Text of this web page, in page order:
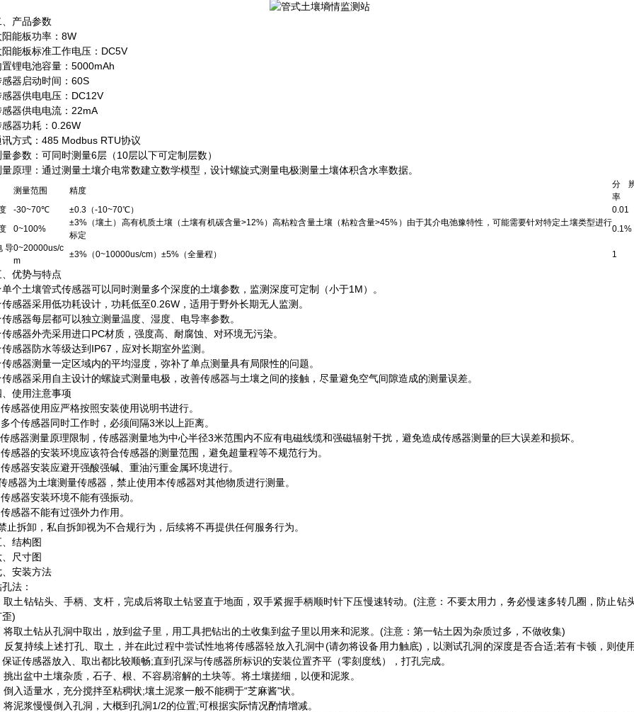
品参数
板功率：8W
板标准工作电压：DC5V
电池容量：5000mAh
启动时间：60S
供电电压：DC12V
供电电流：22mA
功耗：0.26W
式：485 Modbus RTU协议
数：可同时测量6层（10层以下可定制层数）
理：通过测量土壤介电常数建立数学模型，设计螺旋式测量电极测量土壤体积含水率数据。
测量范围 精度
分
率
-30~70℃ ±0.3（-10~70℃）
0.01
0~100%
±3%（壤土）高有机质土壤（土壤有机碳含量>12%）高粘粒含量土壤（粘粒含量>45%）由于其介电弛豫特性，可能需要针对特定土壤类型进行
标定
0.1%
导0~20000us/c
m
±3%（0~10000us/cm）±5%（全量程） 1
势与特点
壤管式传感器可以同时测量多个深度的土壤参数，监测深度可定制（小于1M）。
采用低功耗设计，功耗低至0.26W，适用于野外长期无人监测。
每层都可以独立测量温度、湿度、电导率参数。
外壳采用进口PC材质，强度高、耐腐蚀、对环境无污染。
防水等级达到IP67，应对长期室外监测。
测量一定区域内的平均湿度，弥补了单点测量具有局限性的问题。
采用自主设计的螺旋式测量电极，改善传感器与土壤之间的接触，尽量避免空气间隙造成的测量误差。
用注意事项
器使用应严格按照安装使用说明书进行。
传感器同时工作时，必须间隔3米以上距离。
测量原理限制，传感器测量地为中心半径3米范围内不应有电磁线缆和强磁辐射干扰，避免造成传感器测量的巨大误差和损坏。
的安装环境应该符合传感器的测量范围，避免超量程等不规范行为。
安装应避开强酸强碱、重油污重金属环境进行。
为土壤测量传感器，禁止使用本传感器对其他物质进行测量。
器安装环境不能有强振动。
器不能有过强外力作用。
卸，私自拆卸视为不合规行为，后续将不再提供任何服务行为。
构图
寸图
装方法
：
钻钻头、手柄、支杆，完成后将取土钻竖直于地面，双手紧握手柄顺时针下压慢速转动。(注意：不要太用力，务必慢速多转几圈，防止钻
)
土钻从孔洞中取出，放到盆子里，用工具把钻出的土收集到盆子里以用来和泥浆。(注意：第一钻土因为杂质过多，不做收集)
持续上述打孔、取土，并在此过程中尝试性地将传感器轻放入孔洞中(请勿将设备用力触底)，以测试孔洞的深度是否合适;若有卡顿，则使
证传感器放入、取出都比较顺畅;直到孔深与传感器所标识的安装位置齐平（零刻度线），打孔完成。
盆中土壤杂质，石子、根、不容易溶解的土块等。将土壤搓细，以便和泥浆。
适量水，充分搅拌至粘稠状;壤土泥浆一般不能稠于“芝麻酱"状。
浆慢慢倒入孔洞，大概到孔洞1/2的位置;可根据实际情况酌情增减。